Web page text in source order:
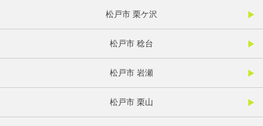
松戸市 栗ケ沢
松戸市 稔台
松戸市 岩瀬
松戸市 栗山